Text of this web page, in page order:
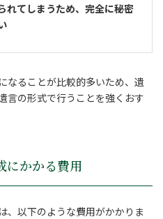
れてしまうため、完全に秘密
なることが比較的多いため、遺
言の形式で行うことを強くおす
にかかる費用
、以下のような費用がかかりま